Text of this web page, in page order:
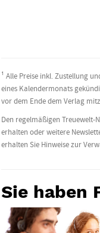
¹ Alle Preise inkl. Zustellung
eines Kalendermonats
vor dem Ende dem Verlag
Den regelmäßigen
erhalten oder weitere
erhalten Sie Hinweise zur
Sie haben